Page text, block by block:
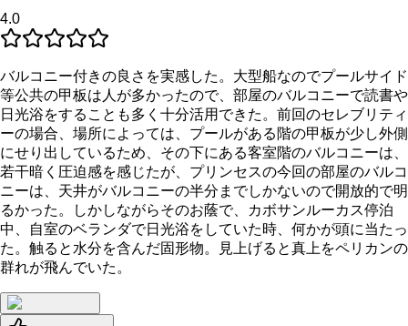
4.0
バルコニー付きの良さを実感した。大型船なのでプールサイド
等公共の甲板は人が多かったので、部屋のバルコニーで読書や
日光浴をすることも多く十分活用できた。前回のセレブリティ
ーの場合、場所によっては、プールがある階の甲板が少し外側
にせり出しているため、その下にある客室階のバルコニーは、
若干暗く圧迫感を感じたが、プリンセスの今回の部屋のバルコ
ニーは、天井がバルコニーの半分までしかないので開放的で明
るかった。しかしながらそのお蔭で、カボサンルーカス停泊
中、自室のベランダで日光浴をしていた時、何かが頭に当たっ
た。触ると水分を含んだ固形物。見上げると真上をペリカンの
群れが飛んでいた。